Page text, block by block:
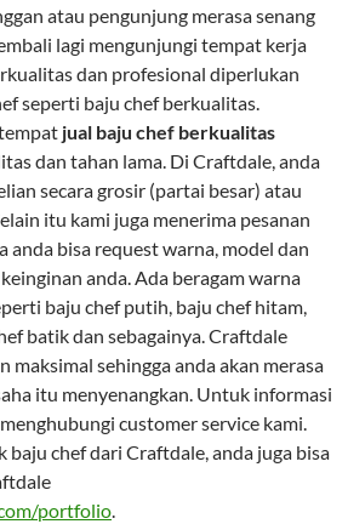
atau pengunjung merasa senang
lagi mengunjungi tempat kerja
dan profesional diperlukan
seperti baju chef berkualitas.
jual baju chef berkualitas
dan tahan lama. Di Craftdale, anda
secara grosir (partai besar) atau
itu kami juga menerima pesanan
anda bisa request warna, model dan
anda. Ada beragam warna
baju chef putih, baju chef hitam,
batik dan sebagainya. Craftdale
maksimal sehingga anda akan merasa
itu menyenangkan. Untuk informasi
customer service kami.
chef dari Craftdale, anda juga bisa
portfolio.